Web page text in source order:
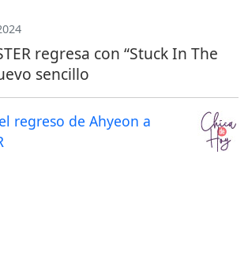
regresa con “Stuck In The
sencillo